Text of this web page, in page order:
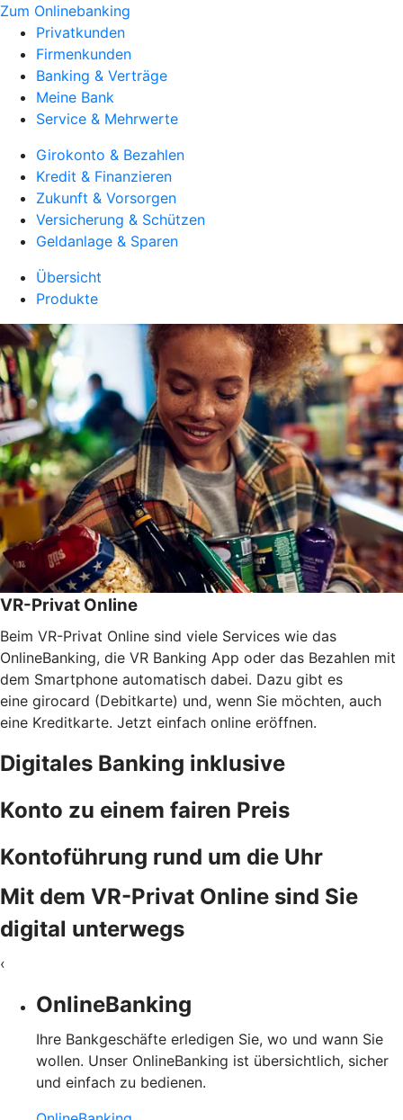
Zum Onlinebanking
Privatkunden
Firmenkunden
Banking & Verträge
Meine Bank
Service & Mehrwerte
Girokonto & Bezahlen
Kredit & Finanzieren
Zukunft & Vorsorgen
Versicherung & Schützen
Geldanlage & Sparen
Übersicht
Produkte
VR-Privat Online
Beim VR-Privat Online sind viele Services wie das
OnlineBanking, die VR Banking App oder das Bezahlen mit
dem Smartphone automatisch dabei. Dazu gibt es
eine girocard (Debitkarte) und, wenn Sie möchten, auch
eine Kreditkarte. Jetzt einfach online eröffnen.
Digitales Banking inklusive
Konto zu einem fairen Preis
Kontoführung rund um die Uhr
Mit dem VR-Privat Online sind Sie
digital unterwegs
‹
OnlineBanking
Ihre Bankgeschäfte erledigen Sie, wo und wann Sie
wollen. Unser OnlineBanking ist übersichtlich, sicher
und einfach zu bedienen.